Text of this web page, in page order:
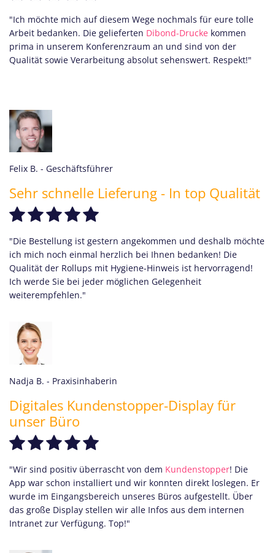
"Ich möchte mich auf diesem Wege nochmals für eure tolle
Arbeit bedanken. Die gelieferten Dibond-Drucke kommen
prima in unserem Konferenzraum an und sind von der
Qualität sowie Verarbeitung absolut sehenswert. Respekt!"
Felix B. - Geschäftsführer
Sehr schnelle Lieferung - In top Qualität
"Die Bestellung ist gestern angekommen und deshalb möchte
ich mich noch einmal herzlich bei Ihnen bedanken! Die
Qualität der Rollups mit Hygiene-Hinweis ist hervorragend!
Ich werde Sie bei jeder möglichen Gelegenheit
weiterempfehlen."
Nadja B. - Praxisinhaberin
Digitales Kundenstopper-Display für
unser Büro
"Wir sind positiv überrascht von dem Kundenstopper! Die
App war schon installiert und wir konnten direkt loslegen. Er
wurde im Eingangsbereich unseres Büros aufgestellt. Über
das große Display stellen wir alle Infos aus dem internen
Intranet zur Verfügung. Top!"